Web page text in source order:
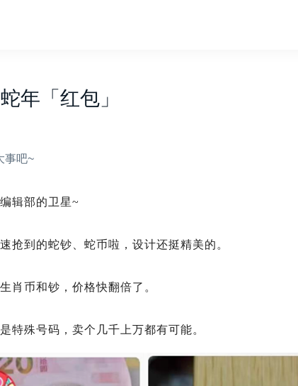
年「红包」
事吧~
辑部的卫星~
抢到的蛇钞、蛇币啦，设计还挺精美的。
肖币和钞，价格快翻倍了。
特殊号码，卖个几千上万都有可能。